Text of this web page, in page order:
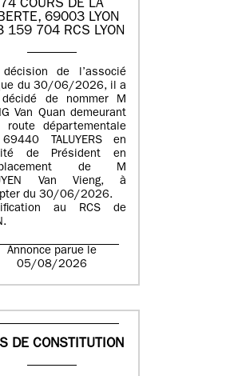
74 COURS DE LA
69003 LYON
159 704 RCS LYON
décision de l’associé
du 30/06/2026, il a
de nommer M
Van Quan demeurant
route départementale
TALUYERS en
de Président en
de M
Van Vieng, à
du 30/06/2026.
au RCS de
Annonce parue le
05/08/2026
DE CONSTITUTION